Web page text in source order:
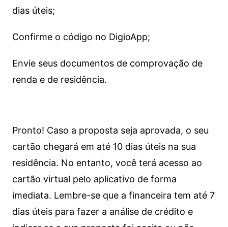
dias úteis;
Confirme o código no DigioApp;
Envie seus documentos de comprovação de
renda e de residência.
Pronto! Caso a proposta seja aprovada, o seu
cartão chegará em até 10 dias úteis na sua
residência. No entanto, você terá acesso ao
cartão virtual pelo aplicativo de forma
imediata. Lembre-se que a financeira tem até 7
dias úteis para fazer a análise de crédito e